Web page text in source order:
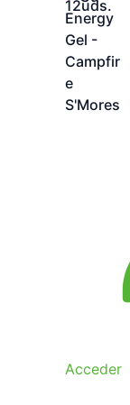
Acceder